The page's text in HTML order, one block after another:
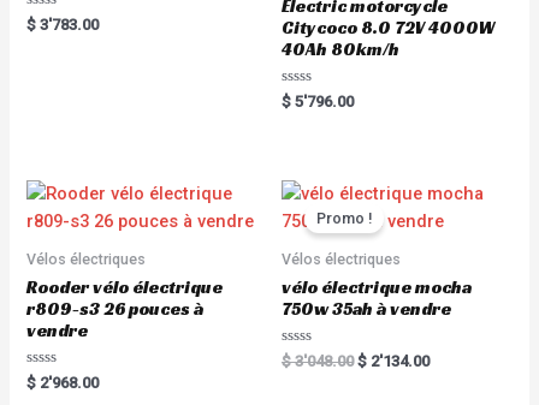
Rated
0
$ 3'783.00
Electric motorcycle
Citycoco 8.0 72V 4000W
40Ah 80km/h
Rated
0
$ 5'796.00
Vélos électriques
Rooder vélo électrique
r809-s3 26 pouces à
vendre
Rated
0
$ 2'968.00
Promo !
Vélos électriques
vélo électrique mocha
750w 35ah à vendre
Rated
0
$3'048.00 $ 2'134.00